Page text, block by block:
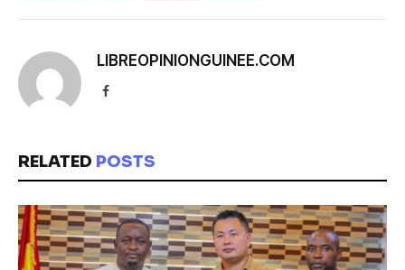
LIBREOPINIONGUINEE.COM
Facebook
RELATED POSTS